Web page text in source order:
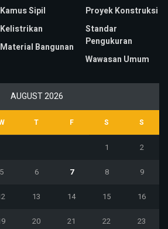
Kamus Sipil
Kelistrikan
Material Bangunan
Proyek Konstruksi
Standar
Pengukuran
Wawasan Umum
AUGUST 2026
T F S S
1 2
5 6 7 8 9
13 14 15 16
20 21 22 23